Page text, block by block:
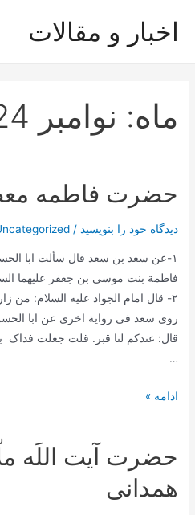
اخبار و مقالات
ماه: نوامبر 2024
حضرت فاطمه
دیدگاه‌ خود را بنویسید /
١-عن سعد بن سعد قال سألت ابا
فاطمة بنت موسی بن جعفر علیهما
روی سعد فی روایة اخری عن ابا
قال: عندکم لنا قبر. قلت جعلت فداک
…
حضرت
ادامه »
حضرت آیت اللَه
همدانی